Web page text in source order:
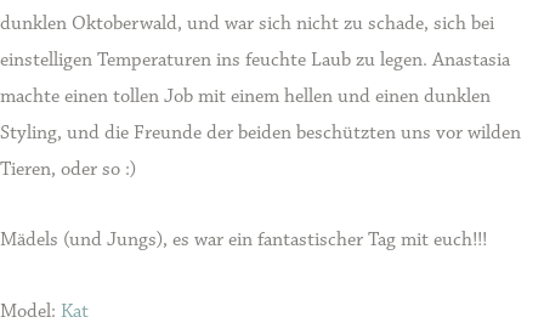
dunklen Oktoberwald, und war sich nicht zu schade, sich bei
einstelligen Temperaturen ins feuchte Laub zu legen. Anastasia
machte einen tollen Job mit einem hellen und einen dunklen
Styling, und die Freunde der beiden beschützten uns vor wilden
Tieren, oder so :)
Mädels (und Jungs), es war ein fantastischer Tag mit euch!!!
Model: Kat